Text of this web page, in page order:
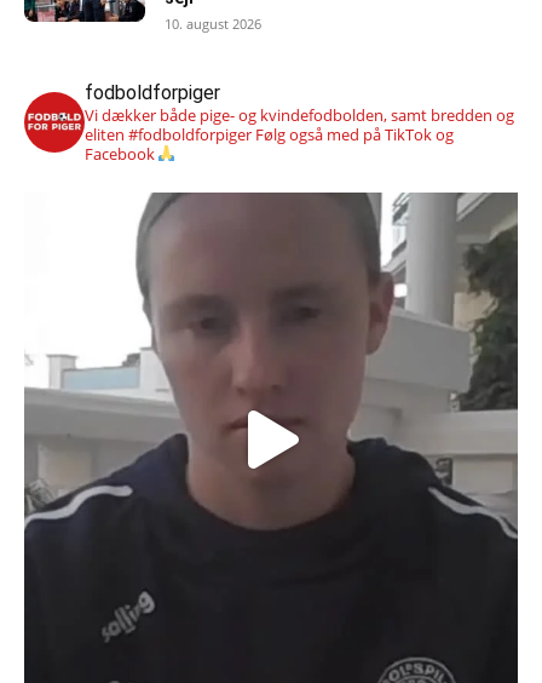
10. august 2026
fodboldforpiger
Vi dækker både pige- og kvindefodbolden, samt bredden og
eliten #fodboldforpiger Følg også med på TikTok og
Facebook